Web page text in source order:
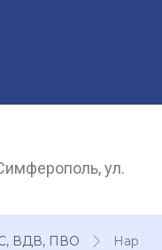
ул.
ВДВ, ПВО
Нар